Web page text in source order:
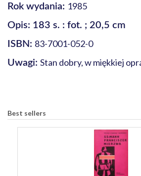
Rok wydania: 1985
Opis: 183 s. : fot. ; 20,5 cm
ISBN: 83-7001-052-0
Uwagi: Stan dobry, w miękkiej
Best sellers